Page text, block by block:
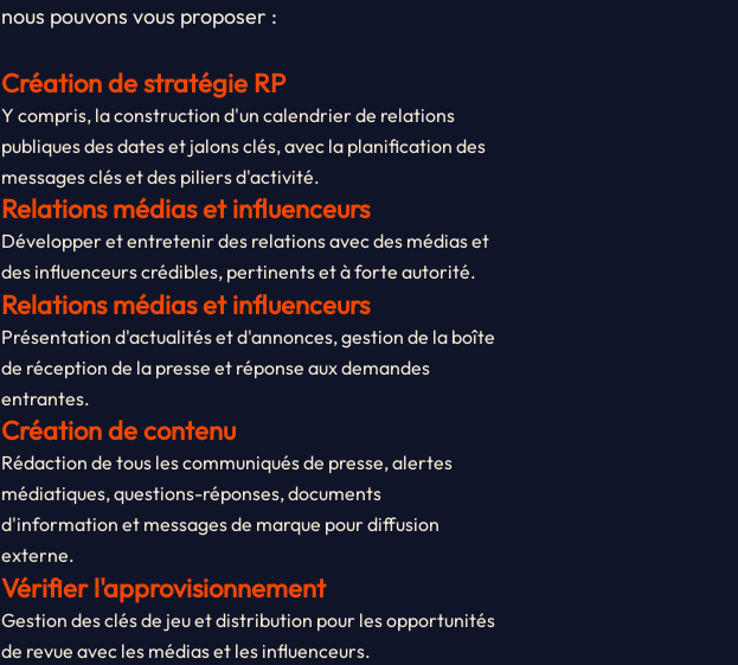
nous pouvons vous proposer :
Création de stratégie RP
Y compris, la construction d'un calendrier de relations
publiques des dates et jalons clés, avec la planification des
messages clés et des piliers d'activité.
Relations médias et influenceurs
Développer et entretenir des relations avec des médias et
des influenceurs crédibles, pertinents et à forte autorité.
Relations médias et influenceurs
Présentation d'actualités et d'annonces, gestion de la boîte
de réception de la presse et réponse aux demandes
entrantes.
Création de contenu
Rédaction de tous les communiqués de presse, alertes
médiatiques, questions-réponses, documents
d'information et messages de marque pour diffusion
externe.
Vérifier l'approvisionnement
Gestion des clés de jeu et distribution pour les opportunités
de revue avec les médias et les influenceurs.